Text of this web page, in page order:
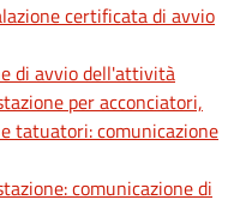
certificata di avvio
di avvio dell'attività
per acconciatori,
tatuatori: comunicazione
comunicazione di